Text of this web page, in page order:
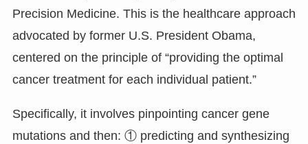
Precision Medicine. This is the healthcare approach
advocated by former U.S. President Obama,
centered on the principle of “providing the optimal
cancer treatment for each individual patient.”
Specifically, it involves pinpointing cancer gene
mutations and then: ① predicting and synthesizing